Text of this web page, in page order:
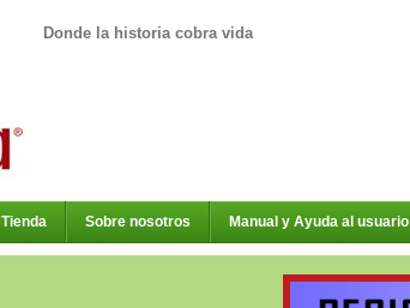
Donde la historia cobra vida
Tienda Sobre nosotros Manual y Ayuda al usuario